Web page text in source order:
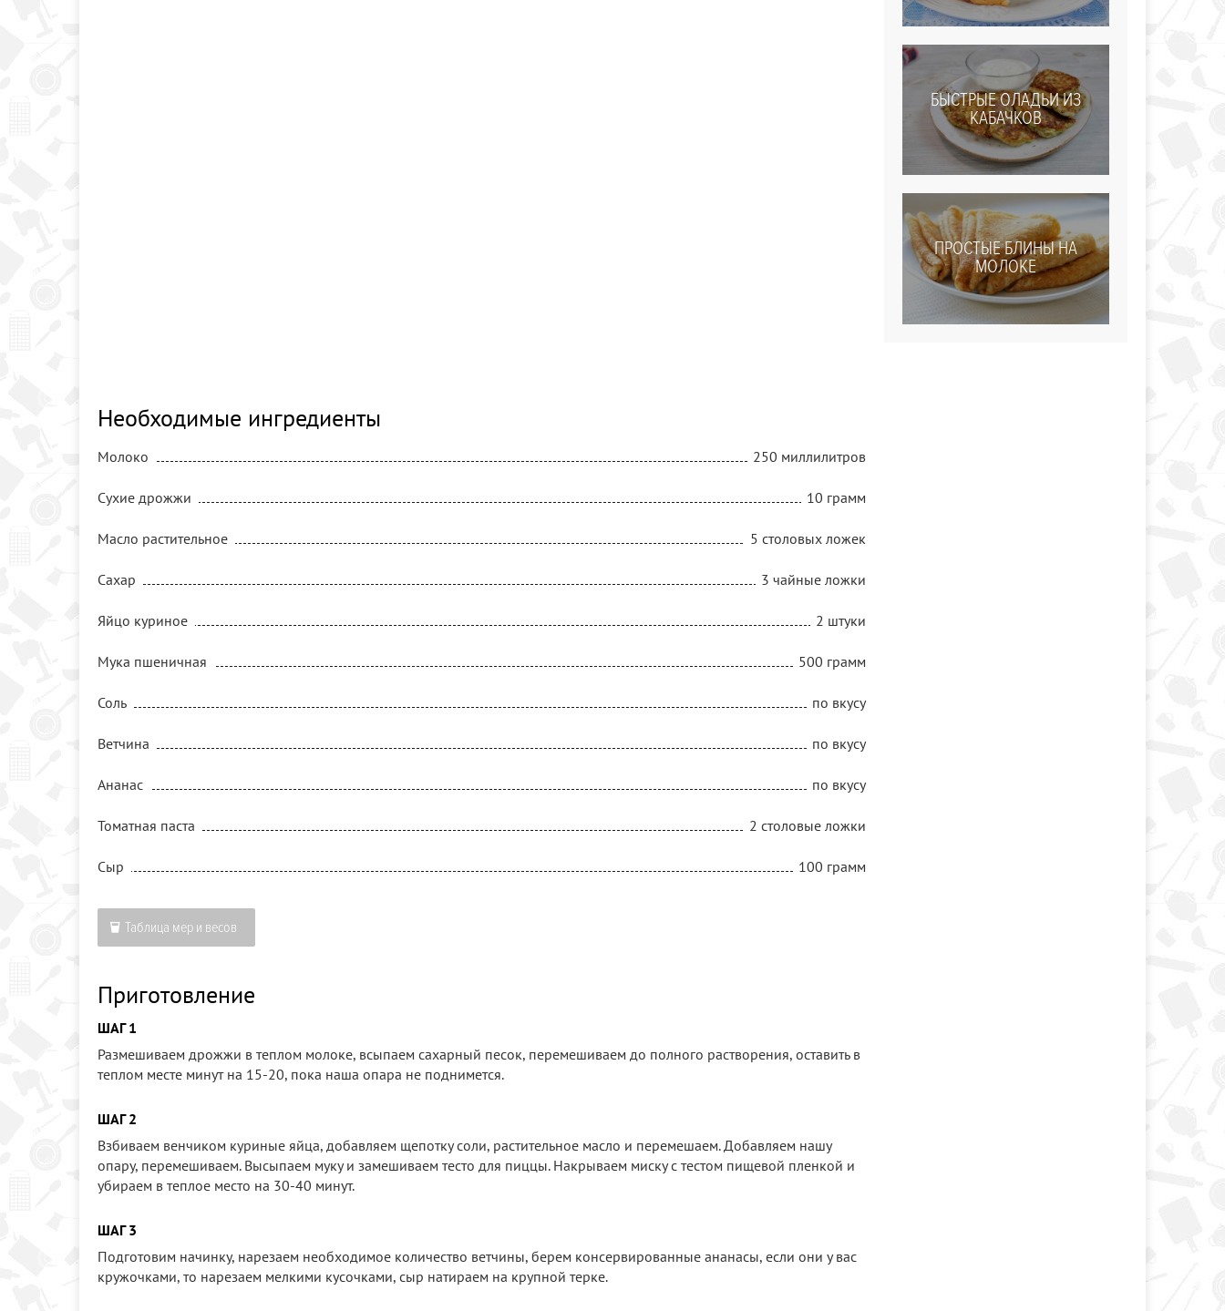
Необходимые ингредиенты
Молоко 250 миллилитров
Сухие дрожжи 10 грамм
Масло растительное 5 столовых ложек
Сахар 3 чайные ложки
Яйцо куриное 2 штуки
Мука пшеничная 500 грамм
Соль по вкусу
Ветчина по вкусу
Ананас по вкусу
Томатная паста 2 столовые ложки
Сыр 100 грамм
Таблица мер и весов
Приготовление
ШАГ 1
Размешиваем дрожжи в теплом молоке, всыпаем сахарный песок, перемешиваем до полного растворения, оставить в
теплом месте минут на 15-20, пока наша опара не поднимется.
ШАГ 2
Взбиваем венчиком куриные яйца, добавляем щепотку соли, растительное масло и перемешаем. Добавляем нашу
опару, перемешиваем. Высыпаем муку и замешиваем тесто для пиццы. Накрываем миску с тестом пищевой пленкой и
убираем в теплое место на 30-40 минут.
ШАГ 3
Подготовим начинку, нарезаем необходимое количество ветчины, берем консервированные ананасы, если они у вас
кружочками, то нарезаем мелкими кусочками, сыр натираем на крупной терке.
БЫСТРЫЕ ОЛАДЬИ ИЗ
КАБАЧКОВ
ПРОСТЫЕ БЛИНЫ НА
МОЛОКЕ